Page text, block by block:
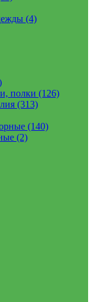
(4)
полки (126)
(313)
(140)
(2)